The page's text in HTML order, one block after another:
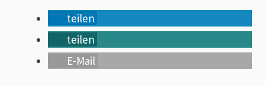
teilen
teilen
E-Mail